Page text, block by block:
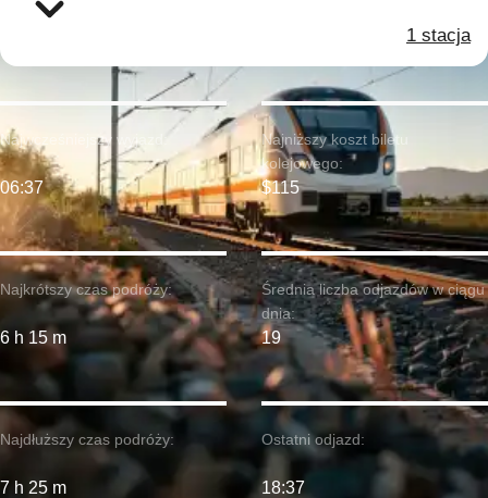
1 stacja
Najkrótszy czas podróży:
6 h 15 m
Najwcześniejszy wyjazd:
06:37
Najdłuższy czas podróży:
7 h 25 m
Najniższy koszt biletu
kolejowego:
$115
Średnia liczba odjazdów w ciągu
dnia:
19
Ostatni odjazd:
18:37